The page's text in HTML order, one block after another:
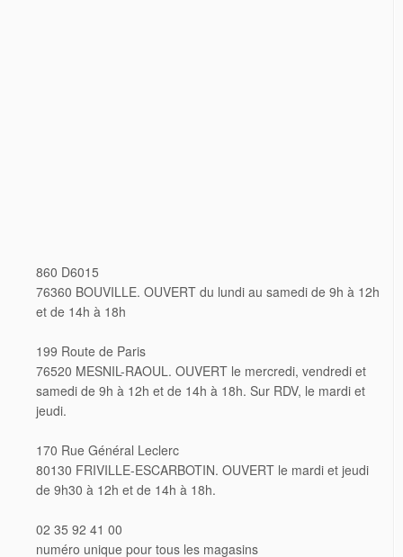
860 D6015
76360 BOUVILLE. OUVERT du lundi au samedi de 9h à 12h
et de 14h à 18h
199 Route de Paris
76520 MESNIL-RAOUL. OUVERT le mercredi, vendredi et
samedi de 9h à 12h et de 14h à 18h. Sur RDV, le mardi et
jeudi.
170 Rue Général Leclerc
80130 FRIVILLE-ESCARBOTIN. OUVERT le mardi et jeudi
de 9h30 à 12h et de 14h à 18h.
02 35 92 41 00
numéro unique pour tous les magasins